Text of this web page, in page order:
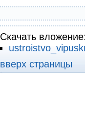
Скачать
вверх страницы